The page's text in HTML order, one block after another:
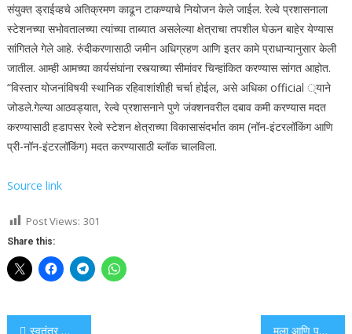
संयुक्त ड्राईव्हचे अतिक्रमण काढून टाकण्याचे नियोजन केले जाईल. रेल्वे प्रशासनाला
स्टेशनच्या सभोवतालच्या त्यांच्या ताब्यात असलेल्या क्षेत्राचा तपशील घेऊन बाहेर येण्यास
सांगितले गेले आहे. रुंदीकरणासाठी जमीन अधिग्रहण आणि इतर कामे प्राधान्यानुसार केली
जातील. आम्ही आमच्या कार्यसंघांना रस्त्याच्या सीमांवर चिन्हांकित करण्यास सांगत आहोत.
“विस्तार योजनांविषयी स्थानिक रहिवाशांशीही चर्चा होईल, असे अधिका official ्याने
जोडले.गेल्या आठवड्यात, रेल्वे प्रशासनाने पुणे जंक्शनवरील दबाव कमी करण्यास मदत
करण्यासाठी हडापसर रेल्वे स्टेशन क्षेत्राच्या विकासासंदर्भात काम (नॉन-इंटरलॉकिंग आणि
प्री-नॉन-इंटरलॉकिंग) मदत करण्यासाठी ब्लॉक चालविला.
Source link
Post Views: 301
Share this:
स्वतंत्र ऑनलाइन शेअर-ट्रेडिंग फसवणुकीत त्रिकूट Rs74 एल हरवते मुला आणि पवन नद्यांच्या क्षेत्रासाठी इशारा दिला